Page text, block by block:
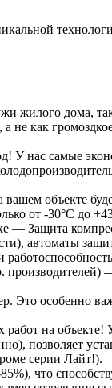
жилого дома,
не как
У нас самые
объекте
от -30°С до
Защита
автоматы
Это особенно
на объекте!
позволяет
серии Лайт!).
что